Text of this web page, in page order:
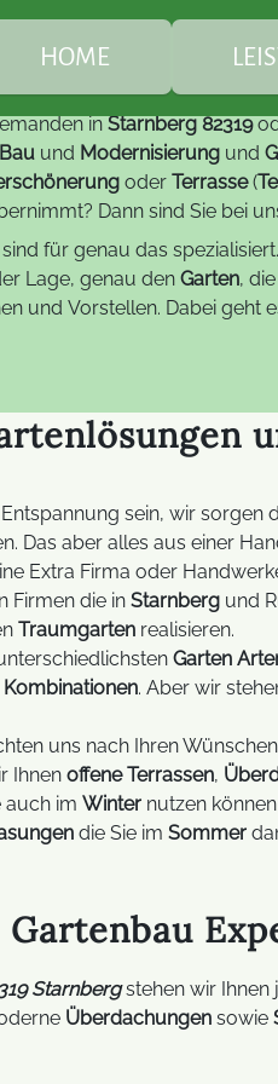
HOME
Gartenbau -
inStarnberg 82319
Bau und Modernisierung und
oder Terrasse(
Dann sind Sie bei
sind für genau das
Lage, genau den Garten, die
und Vorstellen. Dabei geht
sein, wir sorgen
Das aber alles aus einer
Extra Firma oder
Firmen die in Starnberg und
Traumgarten realisieren.
Garten
Kombinationen. Aber wir
uns nach Ihren
Ihnen offene Terrassen,
auch im Winter nutzen
die Sie im Sommer
Starnbergstehen wir Ihnen
Überdachungen sowie